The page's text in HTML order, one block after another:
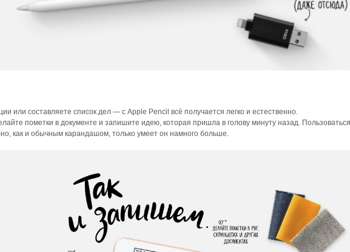
или составляете список дел — с Apple Pencil всё получается легко и естественно.
пометки в документе и запишите идею, которая пришла в голову минуту назад. Пользоваться
как и обычным карандашом, только умеет он намного больше.